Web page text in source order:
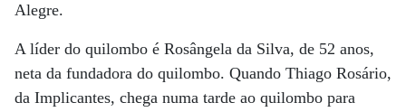
Alegre.
A líder do quilombo é Rosângela da Silva, de 52 anos,
neta da fundadora do quilombo. Quando Thiago Rosário,
da Implicantes, chega numa tarde ao quilombo para